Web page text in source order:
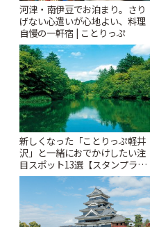
河津・南伊豆でお泊まり。さり
げない心遣いが心地よい、料理
自慢の一軒宿 | ことりっぷ
新しくなった「ことりっぷ軽井
沢」と一緒におでかけしたい注
目スポット13選【スタンプラリ
ー開催中】 | ことりっぷ